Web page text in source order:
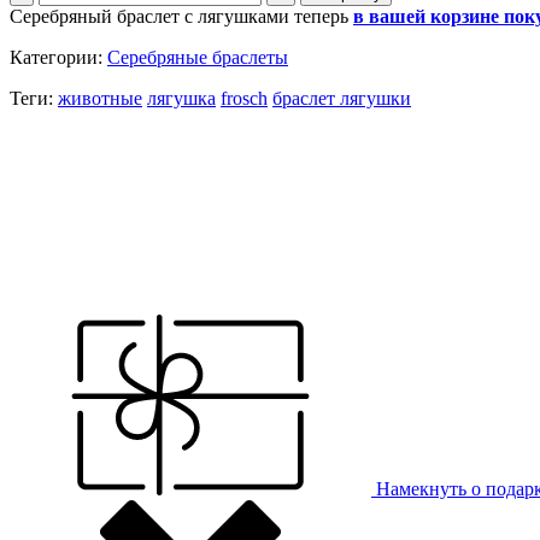
Серебряный браслет с лягушками теперь в вашей корзине
Категории: Серебряные браслеты
Теги: животные лягушка frosch браслет лягушки
Намекнуть о